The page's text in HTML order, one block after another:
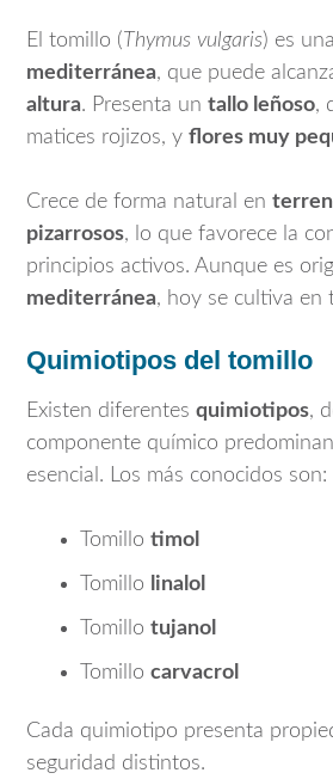
El tomillo ( Thymus vulgaris) es una
mediterránea, que puede
altura. Presenta un tallo leñoso,
matices rojizos, y flores muy
Crece de forma natural en
pizarrosos, lo que favorece la
principios activos. Aunque es
mediterránea, hoy se cultiva en
Quimiotipos del tomillo
Existen diferentes quimiotipos,
componente químico
esencial. Los más conocidos son:
Tomillo timol
Tomillo linalol
Tomillo tujanol
Tomillo carvacrol
Cada quimiotipo presenta
seguridad distintos.